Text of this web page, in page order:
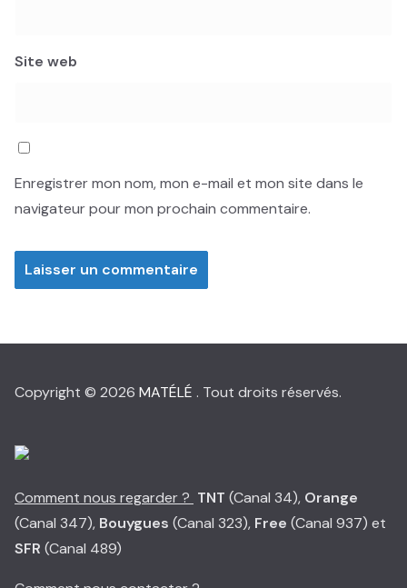
Site web
Enregistrer mon nom, mon e-mail et mon site dans le
navigateur pour mon prochain commentaire.
Copyright © 2026 MATÉLÉ . Tout droits réservés.
Comment nous regarder ? TNT (Canal 34), Orange
(Canal 347), Bouygues (Canal 323), Free (Canal 937) et
SFR (Canal 489)